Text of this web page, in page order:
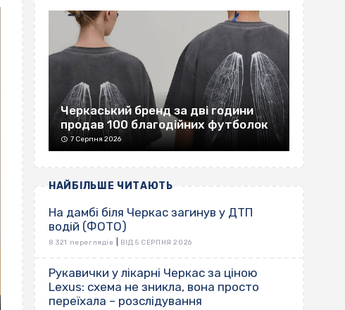
Черкаський бренд за дві години
продав 100 благодійних футболок
7 Серпня 2026
НАЙБІЛЬШЕ ЧИТАЮТЬ
На дамбі біля Черкас загинув у ДТП
водій (ФОТО)
8 321 переглядів ВІД 5 СЕРПНЯ 2026
Рукавички у лікарні Черкас за ціною
Lexus: схема не зникла, вона просто
переїхала – розслідування